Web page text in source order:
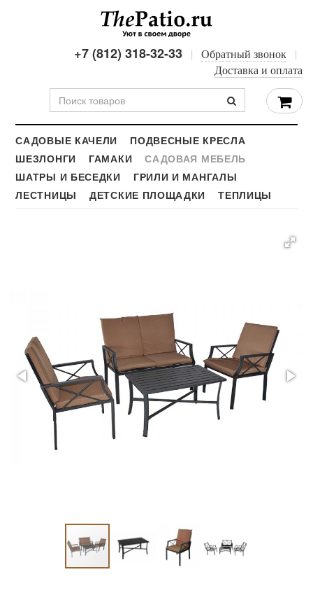
+7 (812) 318-32-33
Обратный звонок
Доставка и оплата
САДОВЫЕ КАЧЕЛИ
ПОДВЕСНЫЕ КРЕСЛА
ШЕЗЛОНГИ
ГАМАКИ
САДОВАЯ МЕБЕЛЬ
ШАТРЫ И БЕСЕДКИ
ГРИЛИ И МАНГАЛЫ
ЛЕСТНИЦЫ
ДЕТСКИЕ ПЛОЩАДКИ ТЕПЛИЦЫ